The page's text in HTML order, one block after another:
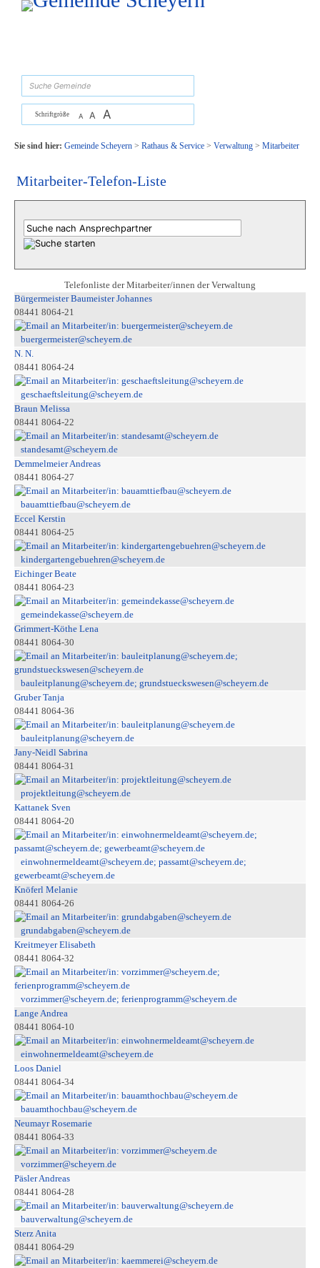
Zum Inhalt, zur Navigationoder zur Startseite springen.
Schriftgröße A A A
Sie sind hier: Gemeinde Scheyern> Rathaus & Service> Verwaltung> Mitarbeiter
Mitarbeiter-Telefon-Liste
Telefonliste der Mitarbeiter/innen der Verwaltung
Bürgermeister Baumeister Johannes
08441 8064-21
buergermeister@scheyern.de
N. N.
08441 8064-24
geschaeftsleitung@scheyern.de
Braun Melissa
08441 8064-22
standesamt@scheyern.de
Demmelmeier Andreas
08441 8064-27
bauamttiefbau@scheyern.de
Eccel Kerstin
08441 8064-25
kindergartengebuehren@scheyern.de
Eichinger Beate
08441 8064-23
gemeindekasse@scheyern.de
Grimmert-Köthe Lena
08441 8064-30
bauleitplanung@scheyern.de; grundstueckswesen@scheyern.de
Gruber Tanja
08441 8064-36
bauleitplanung@scheyern.de
Jany-Neidl Sabrina
08441 8064-31
projektleitung@scheyern.de
Kattanek Sven
08441 8064-20
einwohnermeldeamt@scheyern.de; passamt@scheyern.de;
gewerbeamt@scheyern.de
Knöferl Melanie
08441 8064-26
grundabgaben@scheyern.de
Kreitmeyer Elisabeth
08441 8064-32
vorzimmer@scheyern.de; ferienprogramm@scheyern.de
Lange Andrea
08441 8064-10
einwohnermeldeamt@scheyern.de
Loos Daniel
08441 8064-34
bauamthochbau@scheyern.de
Neumayr Rosemarie
08441 8064-33
vorzimmer@scheyern.de
Päsler Andreas
08441 8064-28
bauverwaltung@scheyern.de
Sterz Anita
08441 8064-29